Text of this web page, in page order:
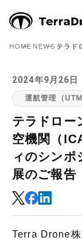
HOME NEWS テラド
2024年9月26日
運航管理（UTM
テラドロー
空機関（
ィのシン
展のご報告
Terra Drone株